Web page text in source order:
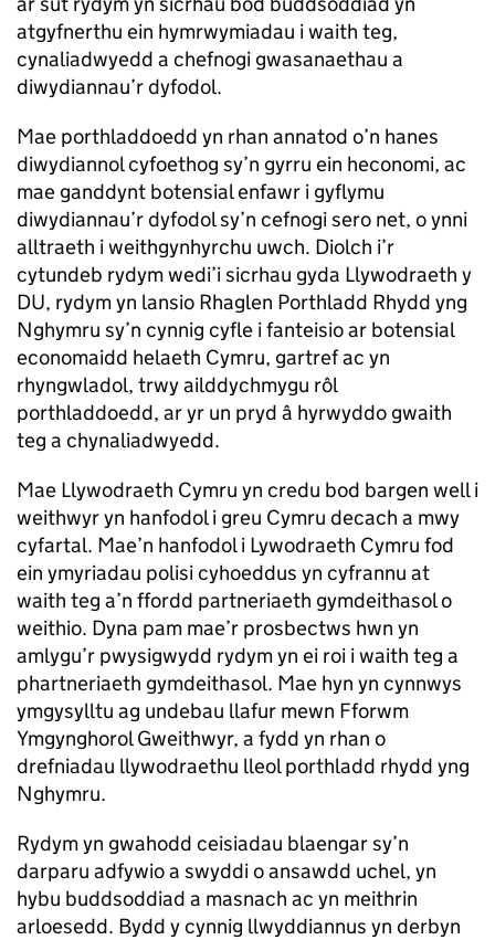
atgyfnerthu ein hymrwymiadau i waith teg,
cynaliadwyedd a chefnogi gwasanaethau a
diwydiannau’r dyfodol.
Mae porthladdoedd yn rhan annatod o’n hanes
diwydiannol cyfoethog sy’n gyrru ein heconomi, ac
mae ganddynt botensial enfawr i gyflymu
diwydiannau’r dyfodol sy’n cefnogi sero net, o ynni
alltraeth i weithgynhyrchu uwch. Diolch i’r
cytundeb rydym wedi’i sicrhau gyda Llywodraeth y
DU, rydym yn lansio Rhaglen Porthladd Rhydd yng
Nghymru sy’n cynnig cyfle i fanteisio ar botensial
economaidd helaeth Cymru, gartref ac yn
rhyngwladol, trwy ailddychmygu rôl
porthladdoedd, ar yr un pryd â hyrwyddo gwaith
teg a chynaliadwyedd.
Mae Llywodraeth Cymru yn credu bod bargen well i
weithwyr yn hanfodol i greu Cymru decach a mwy
cyfartal. Mae’n hanfodol i Lywodraeth Cymru fod
ein ymyriadau polisi cyhoeddus yn cyfrannu at
waith teg a’n ffordd partneriaeth gymdeithasol o
weithio. Dyna pam mae’r prosbectws hwn yn
amlygu’r pwysigwydd rydym yn ei roi i waith teg a
phartneriaeth gymdeithasol. Mae hyn yn cynnwys
ymgysylltu ag undebau llafur mewn Fforwm
Ymgynghorol Gweithwyr, a fydd yn rhan o
drefniadau llywodraethu lleol porthladd rhydd yng
Nghymru.
Rydym yn gwahodd ceisiadau blaengar sy’n
darparu adfywio a swyddi o ansawdd uchel, yn
hybu buddsoddiad a masnach ac yn meithrin
arloesedd. Bydd y cynnig llwyddiannus yn derbyn